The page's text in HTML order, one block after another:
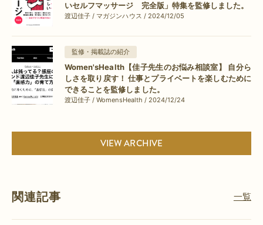
いセルフマッサージ 完全版」特集を監修しました。
渡辺佳子 / マガジンハウス / 2024/12/05
監修・掲載誌の紹介
Women'sHealth【佳子先生のお悩み相談室】 自分ら
しさを取り戻す！ 仕事とプライベートを楽しむために
できることを監修しました。
渡辺佳子 / WomensHealth / 2024/12/24
VIEW ARCHIVE
関連記事 一覧